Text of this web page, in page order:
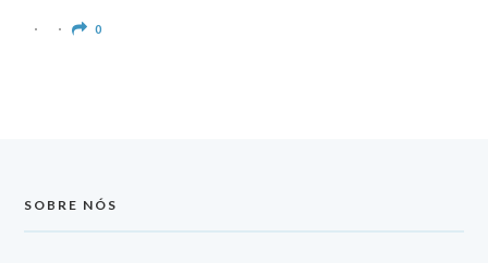
0
SOBRE NÓS